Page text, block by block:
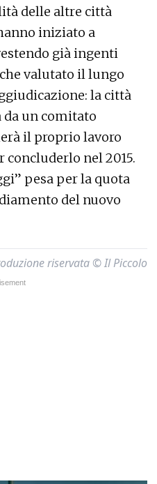
delle altre città
iniziato a
già ingenti
valutato il lungo
la città
un comitato
il proprio lavoro
concluderlo nel 2015.
pesa per la quota
del nuovo
riservata © Il Piccolo